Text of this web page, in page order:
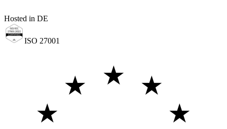
Hosted in DE
ISO 27001
★ ★
★
★
★